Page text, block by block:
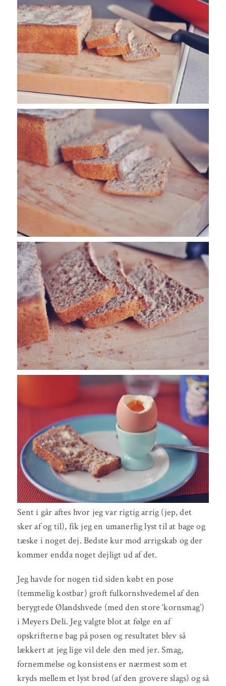
Sent i går aftes hvor jeg var rigtig arrig (jep, det
sker af og til), fik jeg en umanerlig lyst til at bage og
tæske i noget dej. Bedste kur mod arrigskab og der
kommer endda noget dejligt ud af det.
Jeg havde for nogen tid siden købt en pose
(temmelig kostbar) groft fulkornshvedemel af den
berygtede Ølandshvede (med den store ‘kornsmag’)
i Meyers Deli. Jeg valgte blot at følge en af
opskrifterne bag på posen og resultatet blev så
lækkert at jeg lige vil dele den med jer. Smag,
fornemmelse og konsistens er nærmest som et
kryds mellem et lyst brød (af den grovere slags) og så